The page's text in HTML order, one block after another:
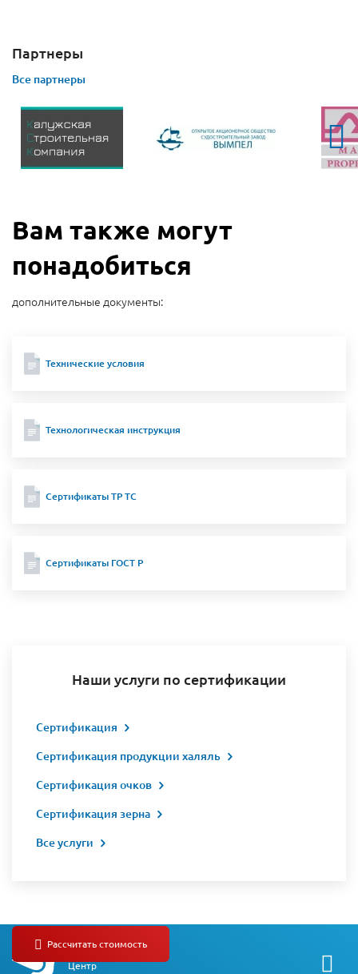
Партнеры
Все партнеры
Вам также могут
понадобиться
дополнительные документы:
Технические условия
Технологическая инструкция
Сертификаты ТР ТС
Сертификаты ГОСТ Р
Наши услуги по сертификации
Сертификация
Сертификация продукции халяль
Сертификация очков
Сертификация зерна
Все услуги
Центр